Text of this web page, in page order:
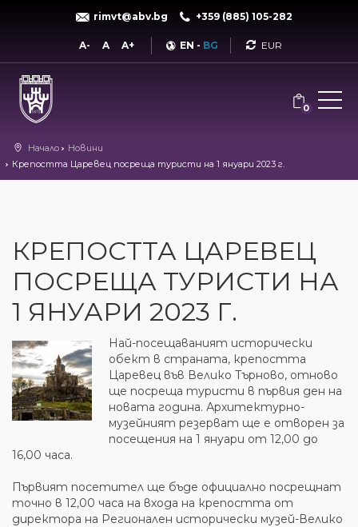
rimvt@abv.bg +359 (885) 105-282
A- A A+ EN - BG Currency
0
Начало
Новини
Крепостта Царевец посреща туристи на 1 януари 2023 г.
КРЕПОСТТА ЦАРЕВЕЦ
ПОСРЕЩА ТУРИСТИ НА
1 ЯНУАРИ 2023 Г.
Най-посещаваният исторически
обект в страната, крепостта
Царевец във Велико Търново, отново
ще посреща туристи в първия ден на
новата година. Архитектурно-
музейният резерват ще е отворен за
посещения на 1 януари от 12,00 до
16,00 часа.
Първият посетител ще бъде официално посрещнат
точно в 12,00 часа на входа на крепостта от
директора на Регионален исторически музей-Велико